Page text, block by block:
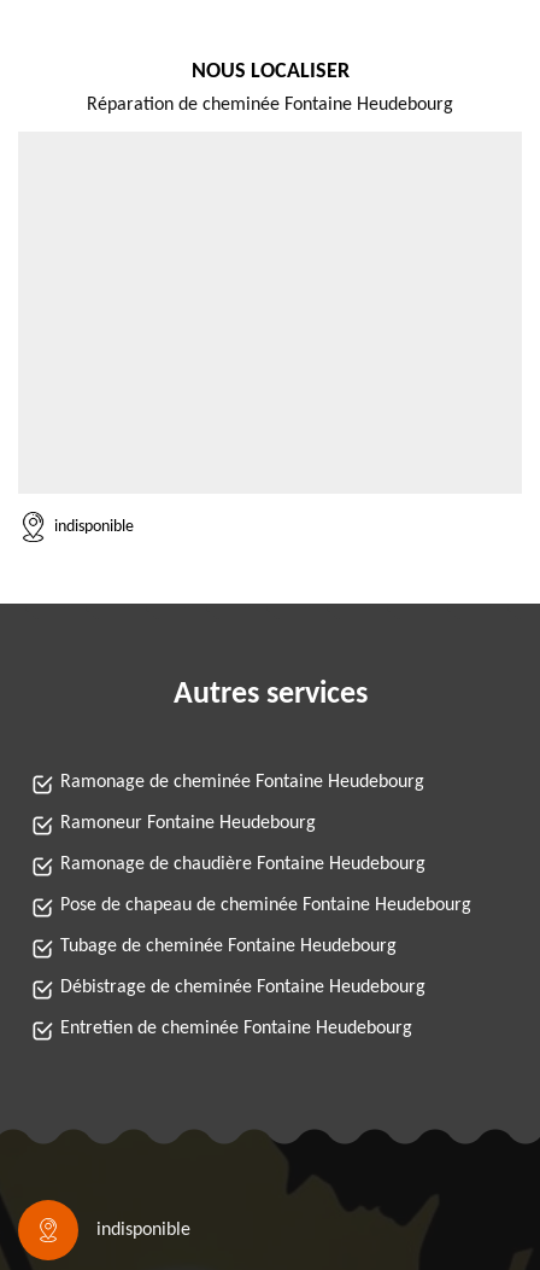
NOUS LOCALISER
Réparation de cheminée Fontaine Heudebourg
indisponible
Autres services
Ramonage de cheminée Fontaine Heudebourg
Ramoneur Fontaine Heudebourg
Ramonage de chaudière Fontaine Heudebourg
Pose de chapeau de cheminée Fontaine Heudebourg
Tubage de cheminée Fontaine Heudebourg
Débistrage de cheminée Fontaine Heudebourg
Entretien de cheminée Fontaine Heudebourg
indisponible